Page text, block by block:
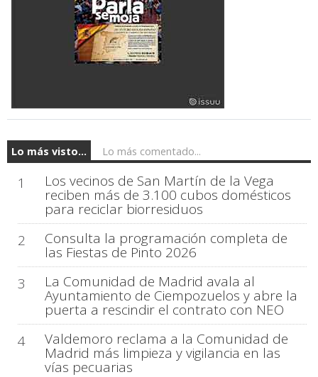
Lo más visto... Lo más comentado...
1 Los vecinos de San Martín de la Vega
reciben más de 3.100 cubos domésticos
para reciclar biorresiduos
2
Consulta la programación completa de
las Fiestas de Pinto 2026
3
La Comunidad de Madrid avala al
Ayuntamiento de Ciempozuelos y abre la
puerta a rescindir el contrato con NEO
4
Valdemoro reclama a la Comunidad de
Madrid más limpieza y vigilancia en las
vías pecuarias